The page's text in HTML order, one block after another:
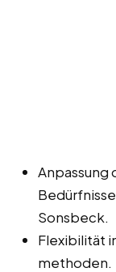
Anpassung
Sonsbeck.
Flexibilität
methoden.